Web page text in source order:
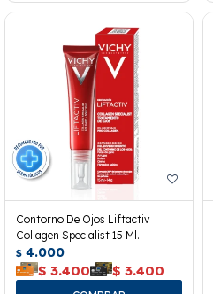
Contorno De Ojos Liftactiv
Collagen Specialist 15 Ml.
$ 4.000
$ 3.400 $ 3.400